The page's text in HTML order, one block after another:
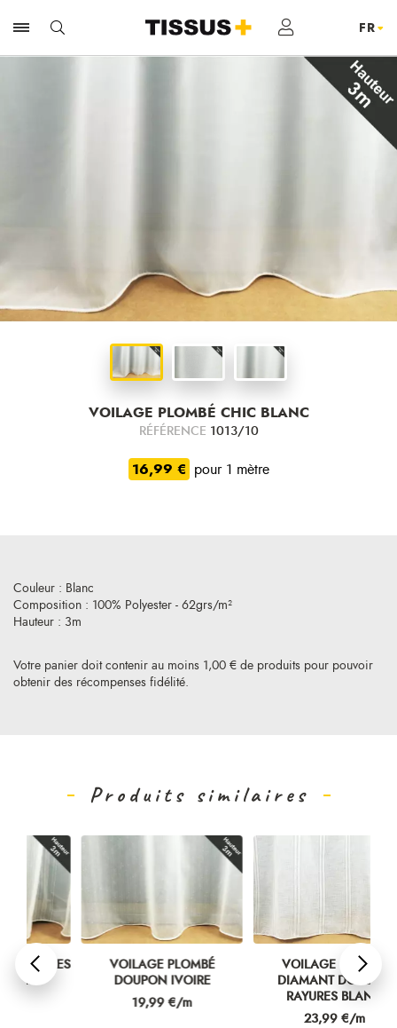
VOILAGE PLOMBÉ CHIC BLANC
RÉFÉRENCE 1013/10
16,99 € pour 1 mètre
Votre panier doit contenir au moins 1,00 € de produits pour pouvoir
obtenir des récompenses fidélité.
Couleur : Blanc
Composition : 100% Polyester - 62grs/m²
Hauteur : 3m
Produits similaires
VOILAGE PLOMBÉ
DOUPON IVOIRE
19,99 €/m
VOILAGE PLOMBÉ
DIAMANT DOUBLES
RAYURES BLANC
23,99 €/m